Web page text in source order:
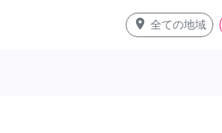
place 全ての地域